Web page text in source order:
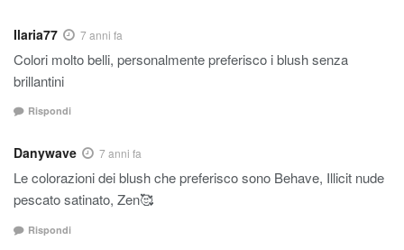
Ilaria77 7 anni fa
Colori molto belli, personalmente preferisco i blush senza
brillantini
Rispondi
Danywave 7 anni fa
Le colorazioni dei blush che preferisco sono Behave, Illicit nude
pescato satinato, Zen🥰
Rispondi